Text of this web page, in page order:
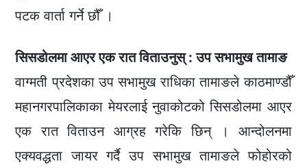
पटक वार्ता गर्ने छौँ ।
सिसडोलमा आएर एक रात विताउनुस् : उप सभामुख तामाङ
वाग्मती प्रदेशका उप सभामुख राधिका तामाङले काठमाण्डौँ
महानगरपालिकाका मेयरलाई नुवाकोटको सिसडोलमा आएर
एक रात विताउन आग्रह गरेकि छिन् । आन्दोलनमा
एक्यवद्धता जायर गर्दै उप सभामुख तामाङले फोहोरको